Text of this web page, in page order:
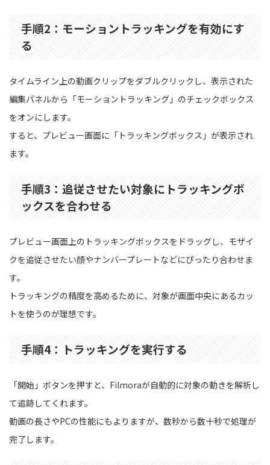
手順2：モーショントラッキングを有効にす
る
タイムライン上の動画クリップをダブルクリックし、表示された
編集パネルから「モーショントラッキング」のチェックボックス
をオンにします。
すると、プレビュー画面に「トラッキングボックス」が表示され
ます。
手順3：追従させたい対象にトラッキングボ
ックスを合わせる
プレビュー画面上のトラッキングボックスをドラッグし、モザイ
クを追従させたい顔やナンバープレートなどにぴったり合わせま
す。
トラッキングの精度を高めるために、対象が画面中央にあるカッ
トを使うのが理想です。
手順4：トラッキングを実行する
「開始」ボタンを押すと、Filmoraが自動的に対象の動きを解析し
て追跡してくれます。
動画の長さやPCの性能にもよりますが、数秒から数十秒で処理が
完了します。